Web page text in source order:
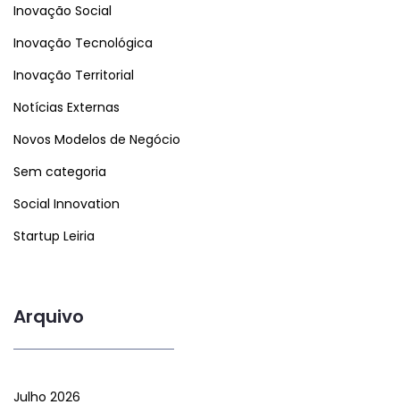
Inovação Social
Inovação Tecnológica
Inovação Territorial
Notícias Externas
Novos Modelos de Negócio
Sem categoria
Social Innovation
Startup Leiria
Arquivo
Julho 2026